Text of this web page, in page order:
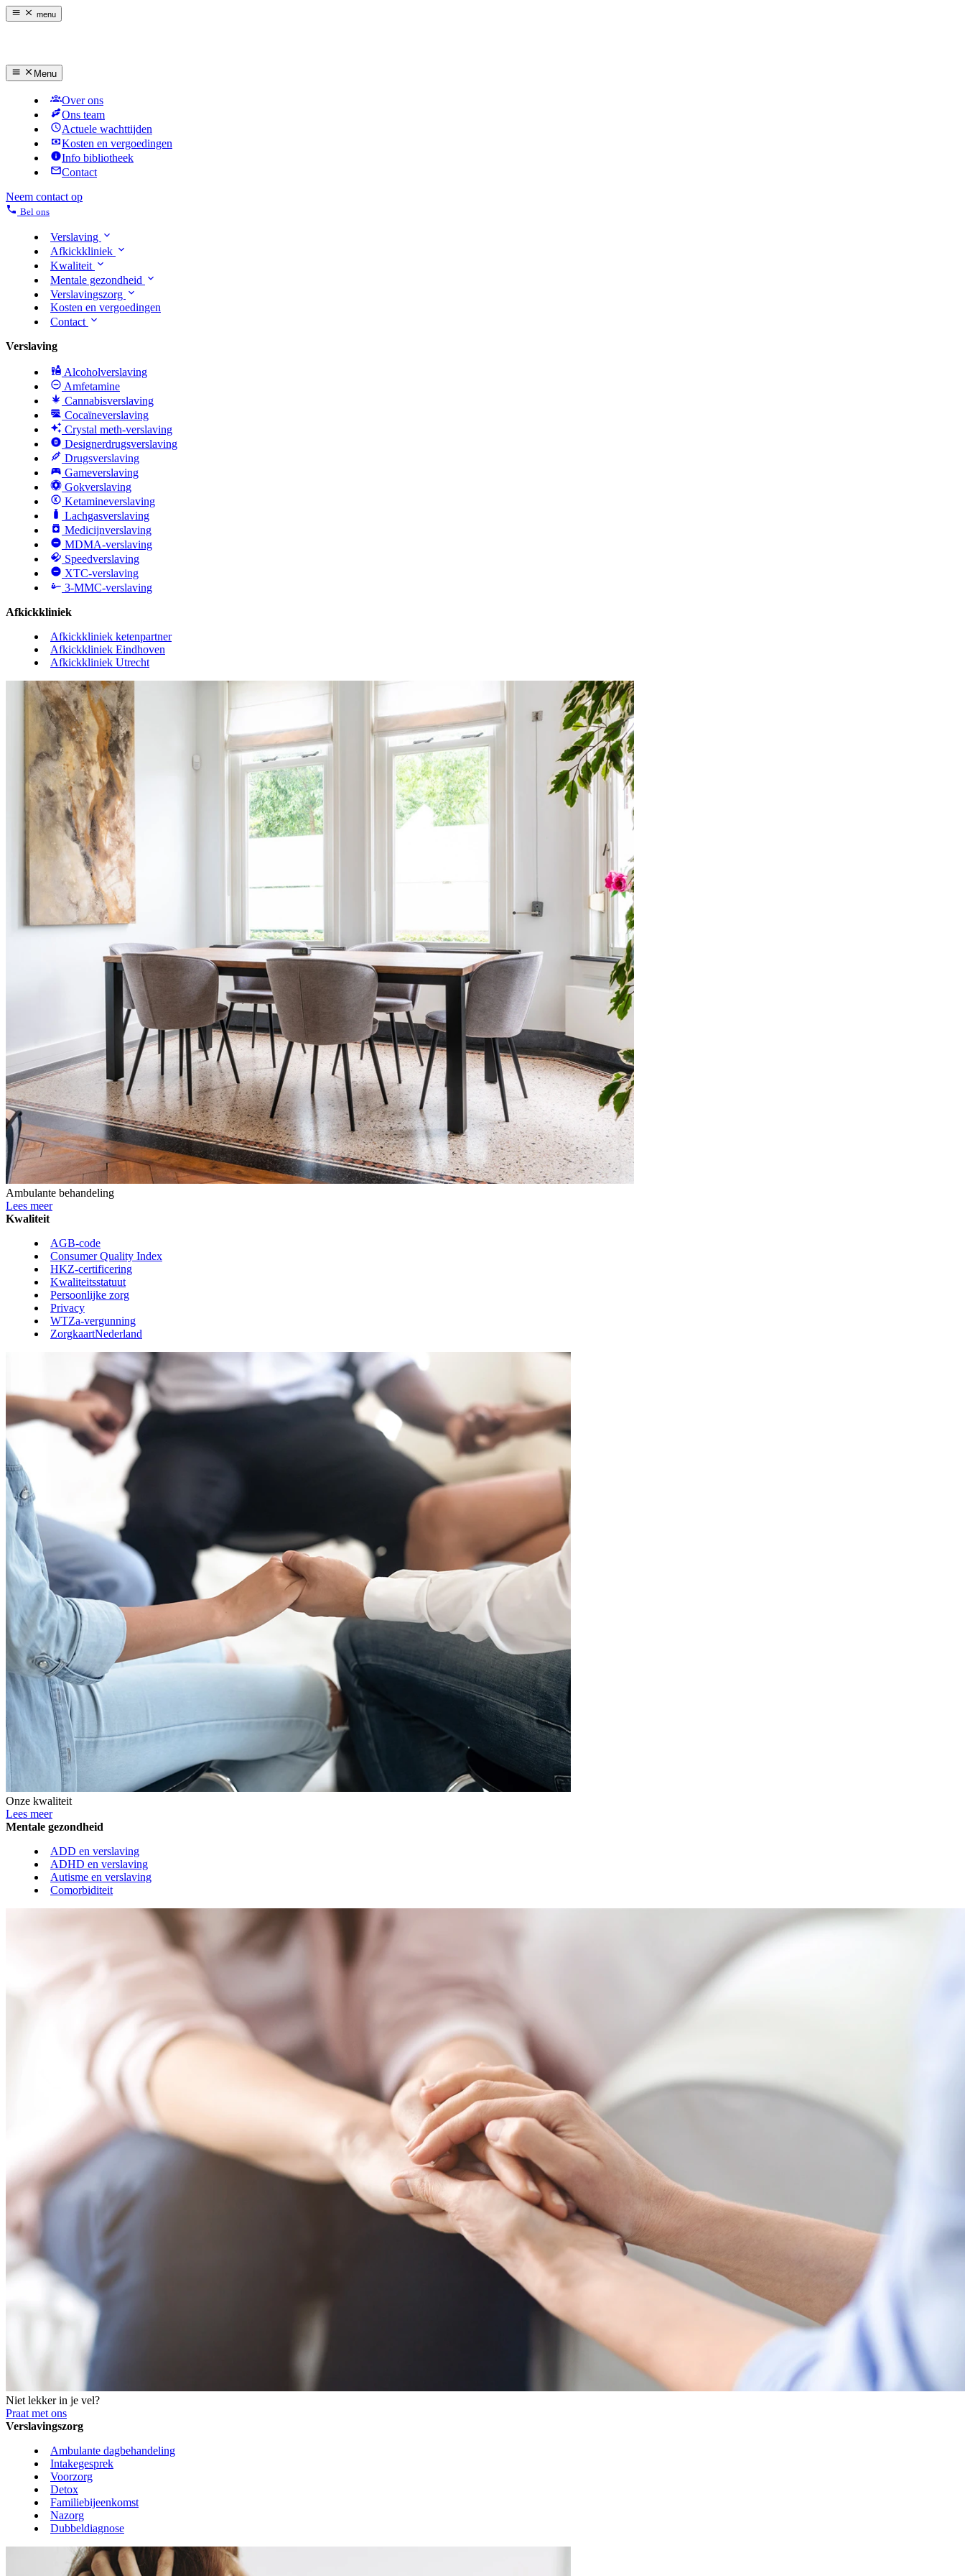
menu
Menu
Over ons
Ons team
Actuele wachttijden
Kosten en vergoedingen
Info bibliotheek
Contact
Neem contact op
Bel ons
Verslaving
Afkickkliniek
Kwaliteit
Mentale gezondheid
Verslavingszorg
Kosten en vergoedingen
Contact
Verslaving
Alcoholverslaving
Amfetamine
Cannabisverslaving
Cocaïneverslaving
Crystal meth-verslaving
Designerdrugsverslaving
Drugsverslaving
Gameverslaving
Gokverslaving
Ketamineverslaving
Lachgasverslaving
Medicijnverslaving
MDMA-verslaving
Speedverslaving
XTC-verslaving
3-MMC-verslaving
Afkickkliniek
Afkickkliniek ketenpartner
Afkickkliniek Eindhoven
Afkickkliniek Utrecht
Ambulante behandeling
Lees meer
Kwaliteit
AGB-code
Consumer Quality Index
HKZ-certificering
Kwaliteitsstatuut
Persoonlijke zorg
Privacy
WTZa-vergunning
ZorgkaartNederland
Onze kwaliteit
Lees meer
Mentale gezondheid
ADD en verslaving
ADHD en verslaving
Autisme en verslaving
Comorbiditeit
Niet lekker in je vel?
Praat met ons
Verslavingszorg
Ambulante dagbehandeling
Intakegesprek
Voorzorg
Detox
Familiebijeenkomst
Nazorg
Dubbeldiagnose